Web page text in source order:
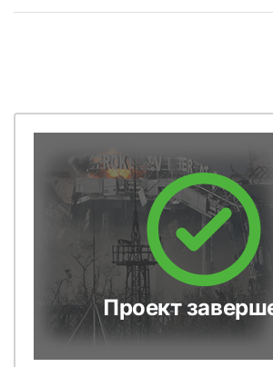
Проект